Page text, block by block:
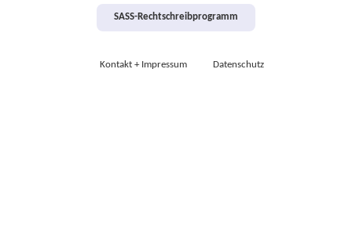
SASS-Rechtschreibprogramm
Kontakt + Impressum Datenschutz